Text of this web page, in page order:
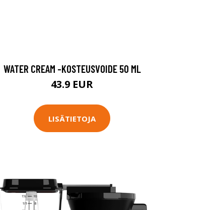
WATER CREAM -KOSTEUSVOIDE 50 ML
43.9 EUR
LISÄTIETOJA